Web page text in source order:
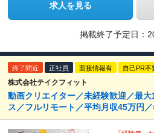
求人を見る
掲載終了予定日：
終了間近 正社員 面接情報有 自己PR不
株式会社テイクフィット
動画クリエイター／未経験歓迎／最
ス／フルリモート／平均月収45万円